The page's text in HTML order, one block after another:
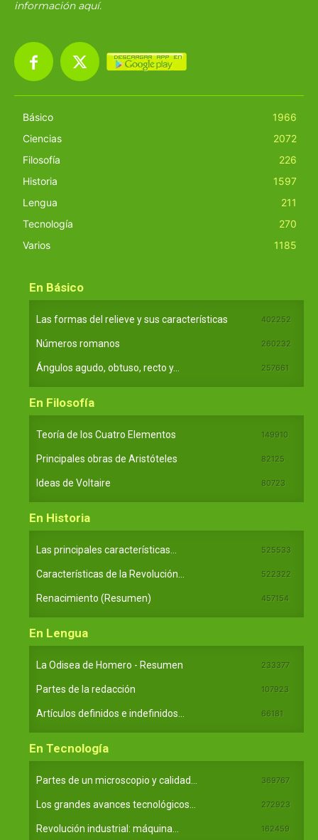
información aquí.
Básico
1966
Ciencias
2072
Filosofía
226
Historia
1597
Lengua
211
Tecnología
270
Varios
1185
En Básico
Las formas del relieve y sus características 402252
Números romanos 260232
Ángulos agudo, obtuso, recto y... 257661
En Filosofía
Teoría de los Cuatro Elementos 149910
Principales obras de Aristóteles 82125
Ideas de Voltaire 80723
En Historia
Las principales características... 525533
Características de la Revolución... 522322
Renacimiento (Resumen) 457154
En Lengua
La Odisea de Homero - Resumen 233377
Partes de la redacción 107923
Artículos definidos e indefinidos... 66181
En Tecnología
Partes de un microscopio y calidad... 369767
Los grandes avances tecnológicos... 272923
Revolución industrial: máquina... 162459